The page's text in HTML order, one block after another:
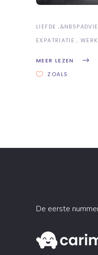
LIEFDE &NBSP
EXPATRIATIE
WERK
MEER LEZEN
ZOALS
De eerste